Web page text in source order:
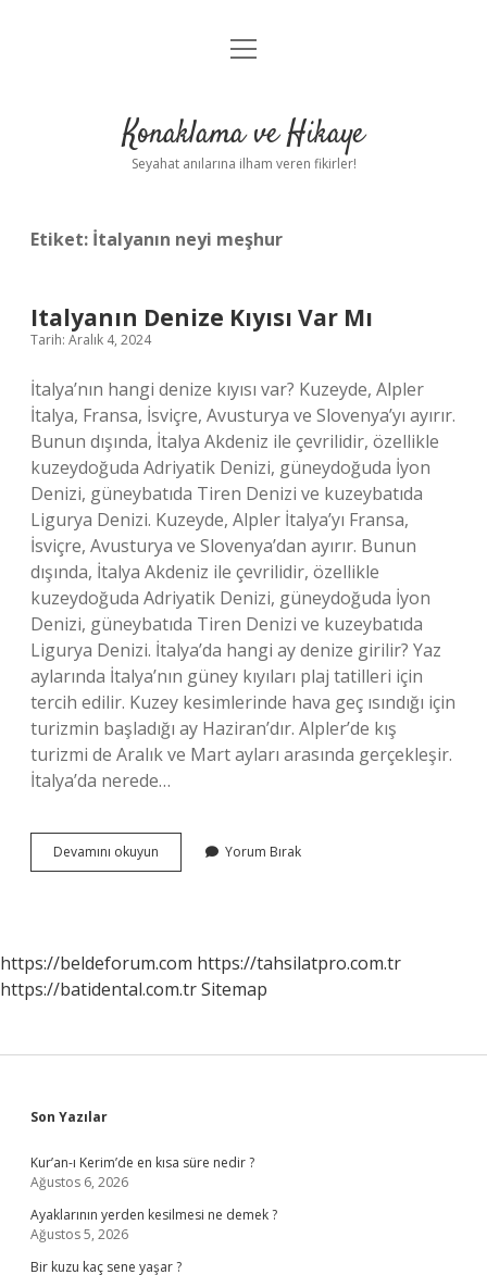
Anasayfa
Yasal Uyarı
menüyü
Konaklama ve Hikaye
Seyahat anılarına ilham veren fikirler!
Etiket: İtalyanın neyi meşhur
Italyanın Denize Kıyısı Var Mı
Tarih: Aralık 4, 2024
İtalya’nın hangi denize kıyısı var? Kuzeyde, Alpler
İtalya, Fransa, İsviçre, Avusturya ve Slovenya’yı ayırır.
Bunun dışında, İtalya Akdeniz ile çevrilidir, özellikle
kuzeydoğuda Adriyatik Denizi, güneydoğuda İyon
Denizi, güneybatıda Tiren Denizi ve kuzeybatıda
Ligurya Denizi. Kuzeyde, Alpler İtalya’yı Fransa,
İsviçre, Avusturya ve Slovenya’dan ayırır. Bunun
dışında, İtalya Akdeniz ile çevrilidir, özellikle
kuzeydoğuda Adriyatik Denizi, güneydoğuda İyon
Denizi, güneybatıda Tiren Denizi ve kuzeybatıda
Ligurya Denizi. İtalya’da hangi ay denize girilir? Yaz
aylarında İtalya’nın güney kıyıları plaj tatilleri için
tercih edilir. Kuzey kesimlerinde hava geç ısındığı için
turizmin başladığı ay Haziran’dır. Alpler’de kış
turizmi de Aralık ve Mart ayları arasında gerçekleşir.
İtalya’da nerede…
Devamını okuyun Italyanın
Denize
Yorum Bırak
https://beldeforum.com https://tahsilatpro.com.tr
https://batidental.com.trSitemap
Sidebar
Son Yazılar
Kur’an-ı Kerim’de en kısa süre nedir ?
Ağustos 6, 2026
Ayaklarının yerden kesilmesi ne demek ?
Ağustos 5, 2026
Bir kuzu kaç sene yaşar ?